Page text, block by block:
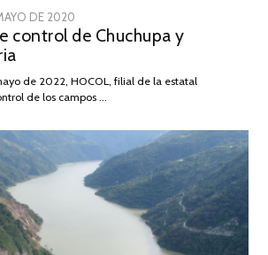
DE 2020
DE
2026
control de Chuchupa y
de 2022, HOCOL, filial de la estatal
de los campos …